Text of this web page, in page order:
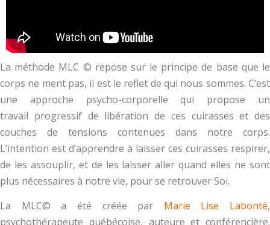
La méthode MLC © repose sur le principe de base que le
corps ne ment pas, il est le reflet de qui nous sommes. C’est
une approche psycho-corporelle qui propose un
travail progressif de libération de ces cuirasses et des
couches de tensions contenues dans notre corps.
L’intention est d’apprendre à laisser ces cuirasses respirer,
de les assouplir, et de les laisser aller quand elles ne sont
plus nécessaires à notre vie, pour se retrouver Soi.
La MLC© a été créée par Marie Lise Labonté,
psychothérapeute québécoise, auteure et conférencière.